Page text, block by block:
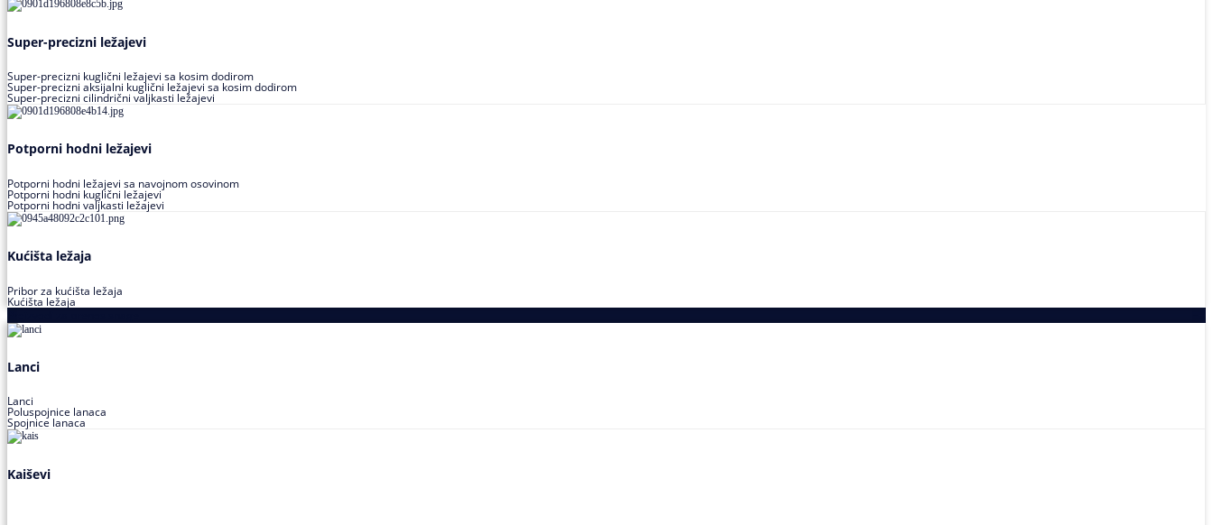
Super-precizni ležajevi
Super-precizni kuglični ležajevi sa kosim dodirom
Super-precizni aksijalni kuglični ležajevi sa kosim dodirom
Super-precizni cilindrični valjkasti ležajevi
Potporni hodni ležajevi
Potporni hodni ležajevi sa navojnom osovinom
Potporni hodni kuglični ležajevi
Potporni hodni valjkasti ležajevi
Kućišta ležaja
Pribor za kućišta ležaja
Kućišta ležaja
Lanci
Lanci
Poluspojnice lanaca
Spojnice lanaca
Kaiševi